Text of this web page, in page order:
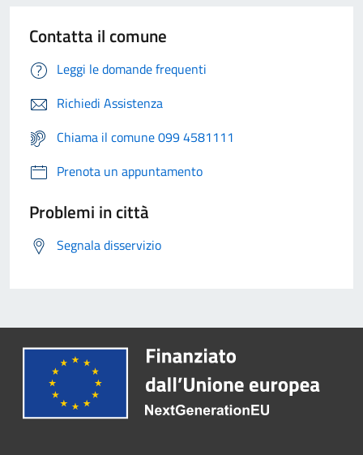
Contatta il comune
Leggi le domande frequenti
Richiedi Assistenza
Chiama il comune 099 4581111
Prenota un appuntamento
Problemi in città
Segnala disservizio